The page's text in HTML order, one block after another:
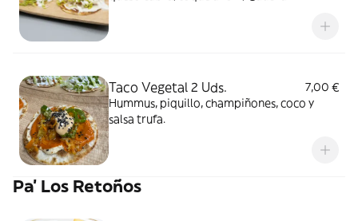
Taco Vegetal 2 Uds.
7,00 €
Hummus, piquillo, champiñones, coco y
salsa trufa.
Pa' Los Retoños